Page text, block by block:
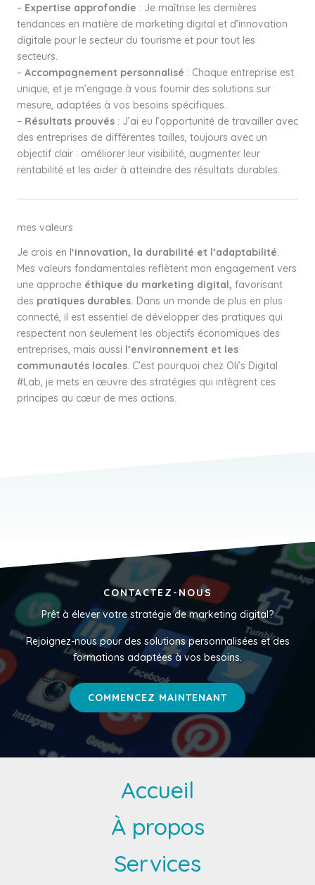
– Expertise approfondie : Je maîtrise les dernières
tendances en matière de marketing digital et d’innovation
digitale pour le secteur du tourisme et pour tout les
secteurs.
– Accompagnement personnalisé : Chaque entreprise est
unique, et je m’engage à vous fournir des solutions sur
mesure, adaptées à vos besoins spécifiques.
– Résultats prouvés : J’ai eu l’opportunité de travailler avec
des entreprises de différentes tailles, toujours avec un
objectif clair : améliorer leur visibilité, augmenter leur
rentabilité et les aider à atteindre des résultats durables.
mes valeurs
Je crois en l‘innovation, la durabilité et l’adaptabilité.
Mes valeurs fondamentales reflètent mon engagement vers
une approche éthique du marketing digital, favorisant
des pratiques durables. Dans un monde de plus en plus
connecté, il est essentiel de développer des pratiques qui
respectent non seulement les objectifs économiques des
entreprises, mais aussi l’environnement et les
communautés locales. C’est pourquoi chez Oli’s Digital
#Lab, je mets en œuvre des stratégies qui intègrent ces
principes au cœur de mes actions.
CONTACTEZ-NOUS
Prêt à élever votre stratégie de marketing digital?
Rejoignez-nous pour des solutions personnalisées et des
formations adaptées à vos besoins.
COMMENCEZ MAINTENANT
Accueil
À propos
Services